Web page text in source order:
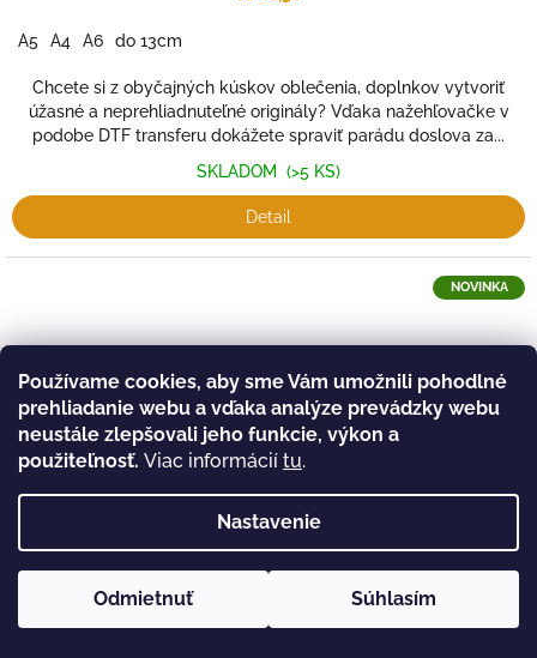
Používame cookies, aby sme Vám umožnili pohodlné
prehliadanie webu a vďaka analýze prevádzky webu
neustále zlepšovali jeho funkcie, výkon a
použiteľnosť. Viac informácií tu.
Nastavenie
Odmietnuť Súhlasím
A5 A4 A6 do 13cm
Chcete si z obyčajných kúskov oblečenia, doplnkov vytvoriť
úžasné a neprehliadnuteľné originály? Vďaka nažehľovačke v
podobe DTF transferu dokážete spraviť parádu doslova za...
SKLADOM (>5 KS)
Detail
NOVINKA